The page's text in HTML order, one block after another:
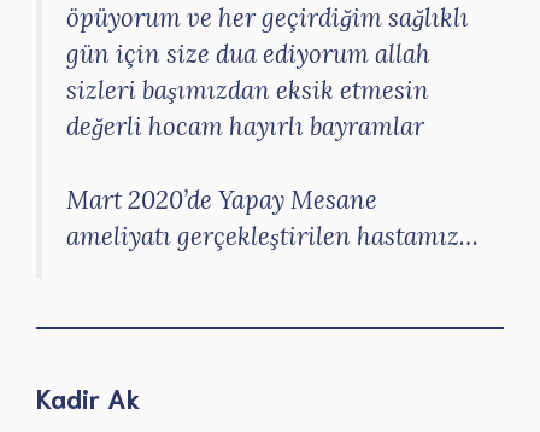
öpüyorum ve her geçirdiğim sağlıklı
gün için size dua ediyorum allah
sizleri başımızdan eksik etmesin
değerli hocam hayırlı bayramlar
Mart 2020’de Yapay Mesane
ameliyatı gerçekleştirilen hastamız…
Kadir Ak